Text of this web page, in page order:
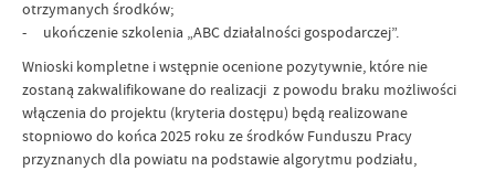
otrzymanych środków;
- ukończenie szkolenia „ABC działalności gospodarczej”.
Wnioski kompletne i wstępnie ocenione pozytywnie, które nie
zostaną zakwalifikowane do realizacji z powodu braku możliwości
włączenia do projektu (kryteria dostępu) będą realizowane
stopniowo do końca 2025 roku ze środków Funduszu Pracy
przyznanych dla powiatu na podstawie algorytmu podziału,